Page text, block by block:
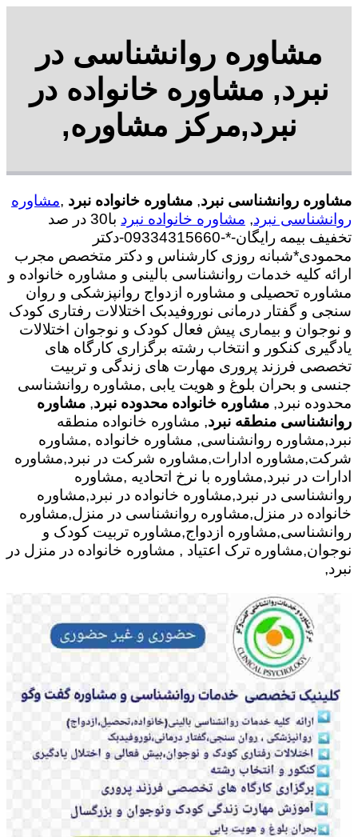
مشاوره روانشناسی در
نبرد, مشاوره خانواده در
نبرد,مرکز مشاوره,
مشاوره روانشناسی نبرد, مشاوره خانواده نبرد ,مشاوره
روانشناسی نبرد, مشاوره خانواده نبرد
با30 در صد
تخفیف بیمه رایگان-*-09334315660-دکتر
محمودی*شبانه روزی کارشناس و دکتر متخصص مجرب
ارائه کلیه خدمات روانشناسی بالینی و مشاوره خانواده و
مشاوره تحصیلی و مشاوره ازدواج روانپزشکی و روان
سنجی و گفتار درمانی نوروفیدبک اختلالات رفتاری کودک
و نوجوان و بیماری پیش فعال کودک و نوجوان اختلالات
یادگیری کنکور و انتخاب رشته برگزاری کارگاه های
تخصصی فرزند پروری مهارت های زندگی و تربیت
جنسی و بحران بلوغ و هویت یابی ,مشاوره روانشناسی
محدوده نبرد, مشاوره خانواده محدوده نبرد, مشاوره
روانشناسی منطقه نبرد, مشاوره خانواده منطقه
نبرد,مشاوره روانشناسی, مشاوره خانواده ,مشاوره
شرکت,مشاوره ادارات,مشاوره شرکت در نبرد,مشاوره
ادارات در نبرد,مشاوره با نرخ اتحادیه ,مشاوره
روانشناسی در نبرد,مشاوره خانواده در نبرد,مشاوره
خانواده در منزل,مشاوره روانشناسی در منزل,مشاوره
روانشناسی,مشاوره ازدواج,مشاوره تربیت کودک و
نوجوان,مشاوره ترک اعتیاد , مشاوره خانواده در منزل در
نبرد,